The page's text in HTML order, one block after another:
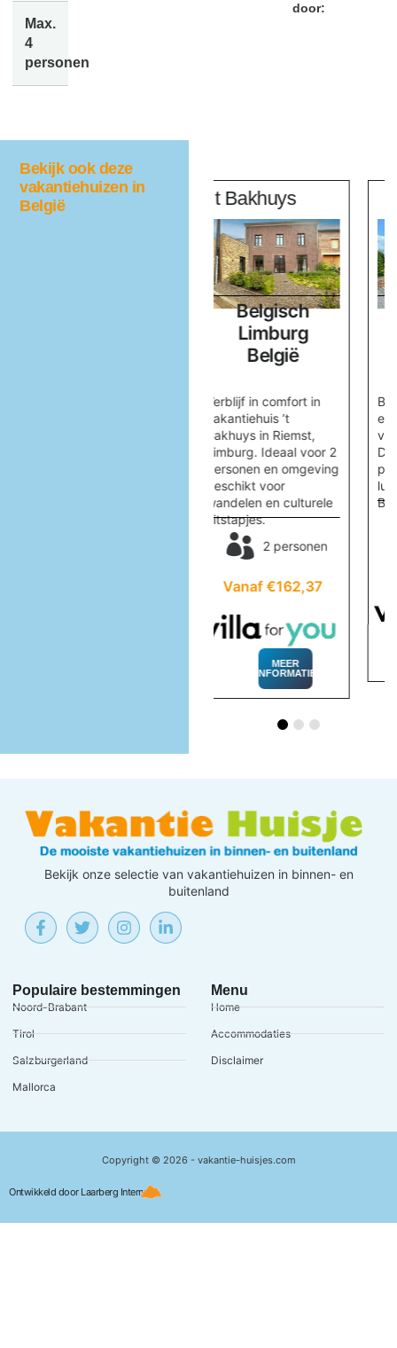
Max.
4
personen
door:
Bekijk ook deze
vakantiehuizen in
België t Bakhuys Bois Joli
Ardennen,
Luxemburg
België
Bois Joli is een
ecovriendelijk
vakantiehuis in
Durbuy, ideaal voor 6
personen. Geniet van
luxe en natuur in de
Belgische Ardennen.
MEER
INFORMATIE
Bekijk onze selectie van vakantiehuizen in binnen- en
buitenland
Populaire bestemmingen
Noord-Brabant
Tirol
Salzburgerland
Mallorca
Menu
Home
Accommodaties
Disclaimer
Copyright © 2026 - vakantie-huisjes.com
Ontwikkeld door Laarberg Internet